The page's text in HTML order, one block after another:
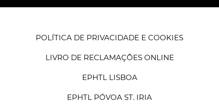
POLÍTICA DE PRIVACIDADE E COOKIES
LIVRO DE RECLAMAÇÕES ONLINE
EPHTL LISBOA
EPHTL PÓVOA ST. IRIA